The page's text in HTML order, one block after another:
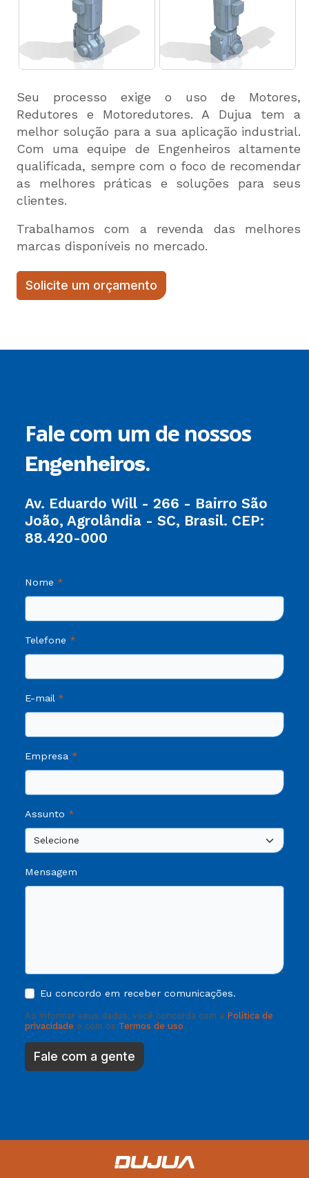
Seu processo exige o uso de Motores,
Redutores e Motoredutores. A Dujua tem a
melhor solução para a sua aplicação industrial.
Com uma equipe de Engenheiros altamente
qualificada, sempre com o foco de recomendar
as melhores práticas e soluções para seus
clientes.
Trabalhamos com a revenda das melhores
marcas disponíveis no mercado.
Solicite um orçamento
Fale com um de nossos
Engenheiros.
Av. Eduardo Will - 266 - Bairro São
João, Agrolândia - SC, Brasil. CEP:
88.420-000
Nome
Telefone
E-mail
Empresa
Assunto
Mensagem
Eu concordo em receber comunicações.
Ao informar seus dados, você concorda com a Política de
privacidade e com os Termos de uso.
Fale com a gente